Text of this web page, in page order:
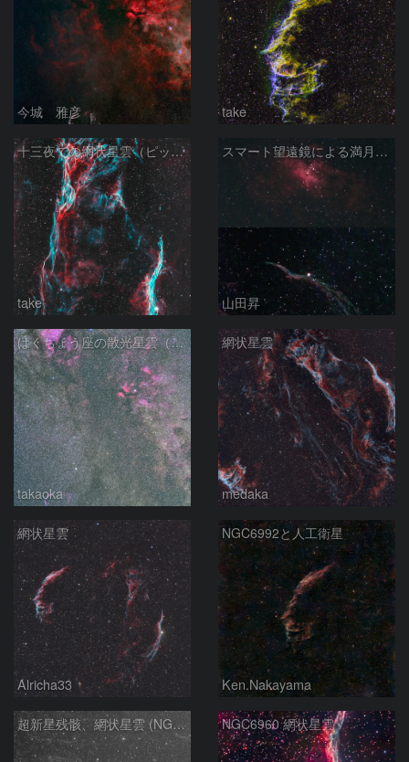
今城 雅彦 take
十三夜での網状星雲（ピッカリングの三角）
take
スマート望遠鏡による満月下の星雲（M16,NGC6960）
山田昇
はくちょう座の散光星雲（１００ｍｍ）
takaoka
網状星雲
medaka
網状星雲
Alricha33
NGC6992と人工衛星
Ken.Nakayama
超新星残骸、網状星雲 (NGC6960) NGC6960 網状星雲